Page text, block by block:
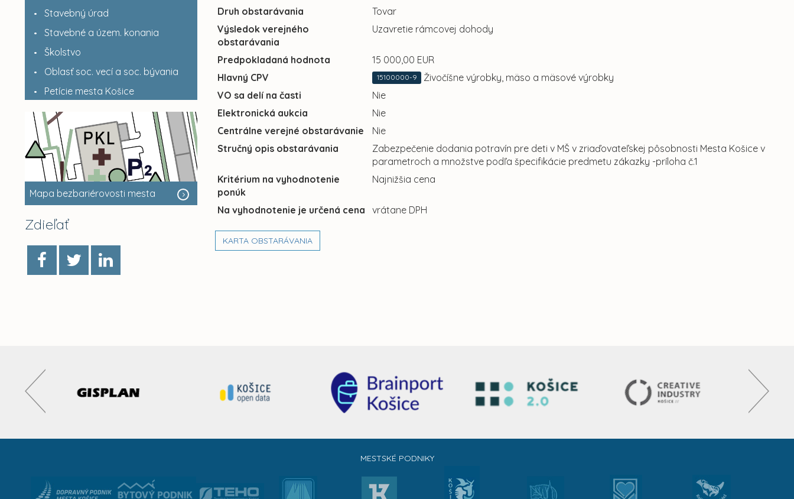
Stavebný úrad
Stavebné a územ. konania
Školstvo
Oblasť soc. vecí a soc. bývania
Petície mesta Košice
Mapa bezbariérovosti mesta
Zdieľať
Druh obstarávania
Tovar
Výsledok verejného
obstarávania
Uzavretie rámcovej dohody
Predpokladaná hodnota
15 000,00 EUR
Hlavný CPV
15100000-9
Živočíšne výrobky, mäso a mäsové výrobky
VO sa delí na časti
Nie
Elektronická aukcia
Nie
Centrálne verejné obstarávanie
Nie
Stručný opis obstarávania
Zabezpečenie dodania potravín pre deti v MŠ v zriaďovateľskej pôsobnosti Mesta Košice v
parametroch a množstve podľa špecifikácie predmetu zákazky -príloha č.1
Kritérium na vyhodnotenie
ponúk
Najnižšia cena
Na vyhodnotenie je určená cena vrátane DPH
KARTA OBSTARÁVANIA
MESTSKÉ PODNIKY